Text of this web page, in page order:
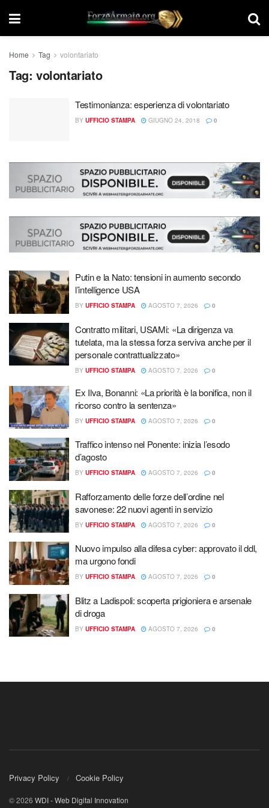
Home Tag volontariato
Tag: volontariato
Testimonianza: esperienza di volontariato
BY UFFICIO STAMPA GIUGNO 24, 2018 0
Putin e la Nato: tensioni in aumento secondo
l’intelligence USA
BY UFFICIO STAMPA AGOSTO 7, 2026 0
Contratto militari, USAMi: «La dirigenza va
tutelata, ma la stessa forza serviva anche per il
personale contrattualizzato»
BY UFFICIO STAMPA AGOSTO 7, 2026 0
Ex Ilva, Bonanni: «La priorità è la bonifica, non il
ricorso contro la sentenza»
BY UFFICIO STAMPA AGOSTO 7, 2026 0
Traffico intenso nel Ponente: inizia l’esodo
d’agosto
BY UFFICIO STAMPA AGOSTO 7, 2026 0
Rafforzamento delle forze dell’ordine nel
savonese: 22 nuovi agenti in servizio
BY UFFICIO STAMPA AGOSTO 7, 2026 0
Nuovo impulso alla difesa cyber: approvato il ddl,
ma urgono fondi
BY UFFICIO STAMPA AGOSTO 7, 2026 0
Blitz a Ladispoli: scoperta prigioniera e arsenale
di droga
BY UFFICIO STAMPA AGOSTO 7, 2026 0
Privacy Policy Cookie Policy
© 2026 WDI - Web Digital Innovation